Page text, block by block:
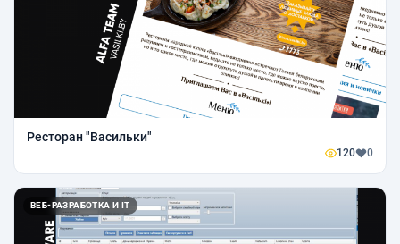
Ресторан "Васильки"
120 0
ВЕБ-РАЗРАБОТКА И IT